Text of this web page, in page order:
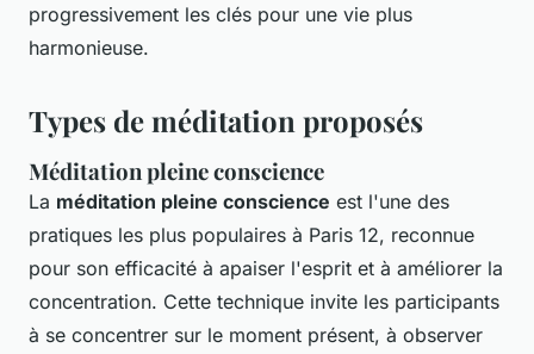
progressivement les clés pour une vie plus
harmonieuse.
Types de méditation proposés
Méditation pleine conscience
La méditation pleine conscience est l'une des
pratiques les plus populaires à Paris 12, reconnue
pour son efficacité à apaiser l'esprit et à améliorer la
concentration. Cette technique invite les participants
à se concentrer sur le moment présent, à observer